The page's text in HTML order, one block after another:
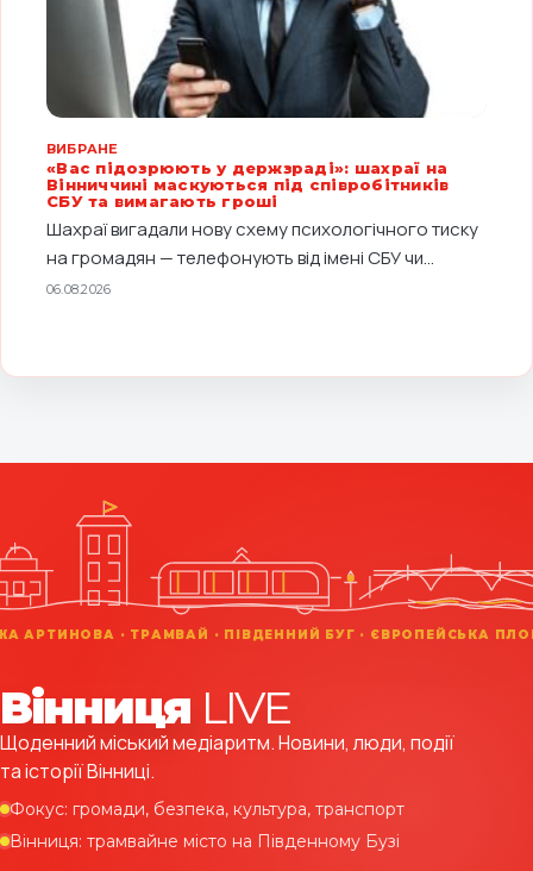
Вінниця LIVE
Щоденний міський медіаритм. Новини, люди, події
та історії Вінниці.
Фокус: громади, безпека, культура, транспорт
Вінниця: трамвайне місто на Південному Бузі